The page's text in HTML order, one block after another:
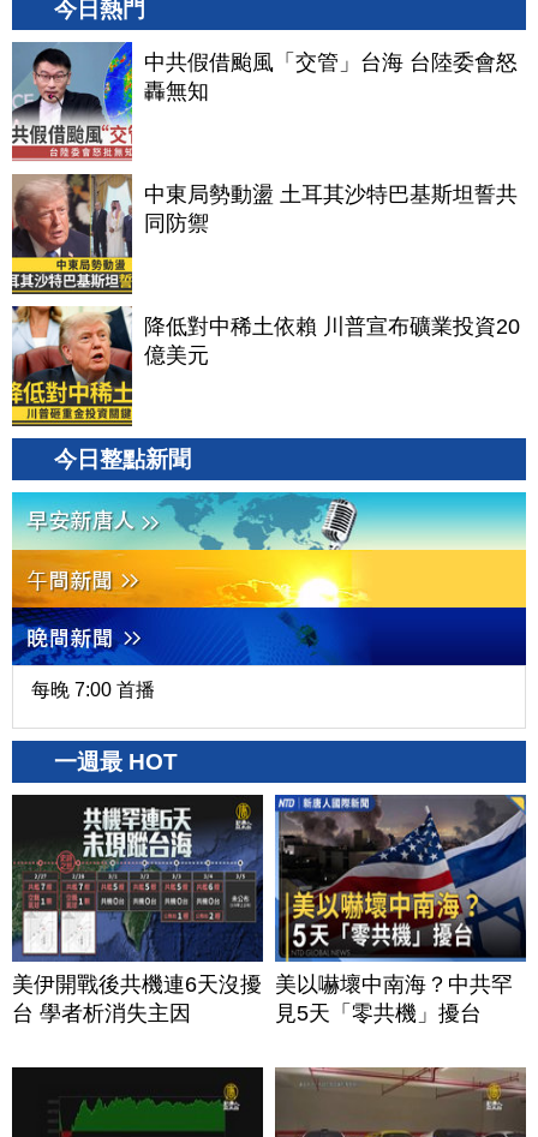
今日熱門
中共假借颱風「交管」台海 台陸委會怒
轟無知
中東局勢動盪 土耳其沙特巴基斯坦誓共
同防禦
降低對中稀土依賴 川普宣布礦業投資20
億美元
今日整點新聞
每晚 7:00 首播
一週最 HOT
美伊開戰後共機連6天沒擾
台 學者析消失主因
美以嚇壞中南海？中共罕
見5天「零共機」擾台